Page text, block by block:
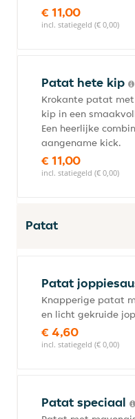
€ 11,00
incl. statiegeld (€ 0,00)
Patat hete kip
Krokante patat
kip in een
Een heerlijke
aangename kick.
€ 11,00
incl. statiegeld (€ 0,00)
Patat
Patat
Knapperige patat
en licht gekruide
€ 4,60
incl. statiegeld (€ 0,00)
Patat speciaal